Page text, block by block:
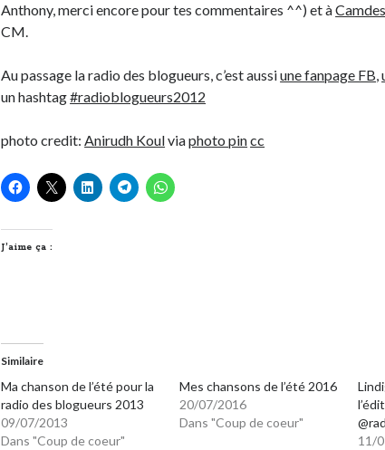
Anthony, merci encore pour tes commentaires ^^) et à
CM.
Au passage la radio des blogueurs, c’est aussiune fanpage FB,
un hashtag#radioblogueurs2012
photo credit:Anirudh Koulviaphoto pincc
J’aime ça :
Similaire
Ma chanson de l’été pour la
radio des blogueurs 2013
09/07/2013
Dans "Coup de coeur"
Mes chansons de l’été 2016
20/07/2016
Dans "Coup de coeur"
11/